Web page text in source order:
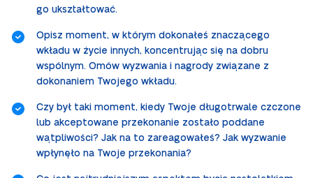
go ukształtować.
Opisz moment, w którym dokonałeś znaczącego
wkładu w życie innych, koncentrując się na dobru
wspólnym. Omów wyzwania i nagrody związane z
dokonaniem Twojego wkładu.
Czy był taki moment, kiedy Twoje długotrwale czczone
lub akceptowane przekonanie zostało poddane
wątpliwości? Jak na to zareagowałeś? Jak wyzwanie
wpłynęło na Twoje przekonania?